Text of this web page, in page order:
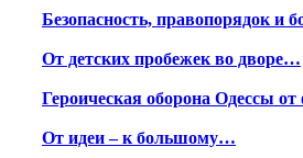
Безопасность, правопорядок и
От детских пробежек во дворе…
Героическая оборона Одессы
От идеи – к большому…